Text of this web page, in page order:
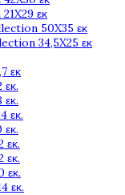
εκ
50X35 εκ
34,5X25 εκ
εκ
εκ.
εκ.
εκ.
εκ.
εκ.
εκ.
εκ.
εκ.